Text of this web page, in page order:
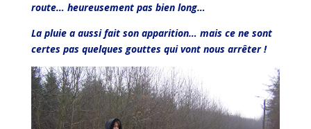
route… heureusement pas bien long…
La pluie a aussi fait son apparition… mais ce ne sont
certes pas quelques gouttes qui vont nous arrêter !